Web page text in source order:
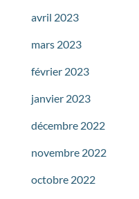
avril 2023
mars 2023
février 2023
janvier 2023
décembre 2022
novembre 2022
octobre 2022